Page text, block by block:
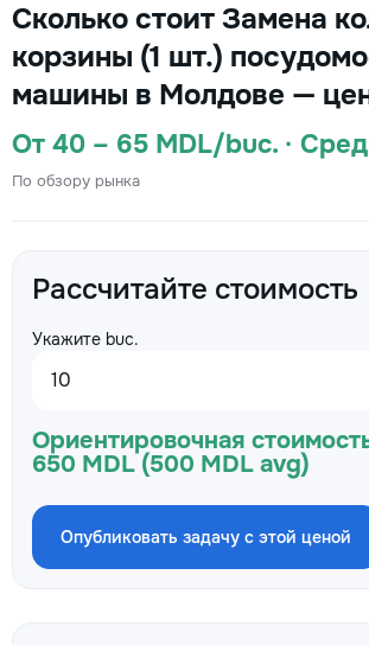
Сколько стоит Замена
корзины (1 шт.)
машины в Молдове —
От 40 – 65 MDL/buc. ·
По обзору рынка
Рассчитайте стоимость
Укажите buc.
Ориентировочная
650 MDL (500 MDL avg)
Опубликовать задачу с этой ценой